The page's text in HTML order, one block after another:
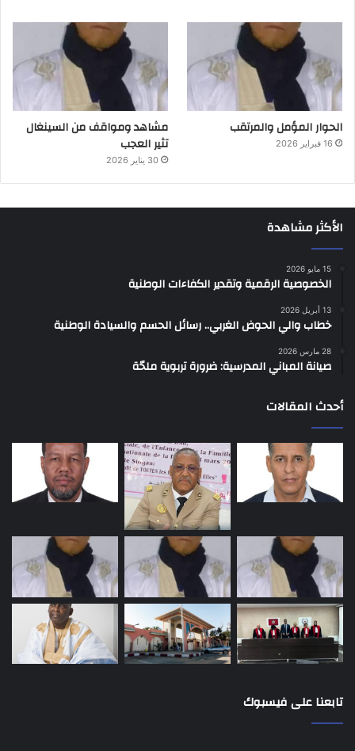
الحوار المؤمل والمرتقب
16 فبراير 2026
مشاهد ومواقف من السينغال
تثير العجب
30 يناير 2026
الأكثر مشاهدة
15 مايو 2026
الخصوصية الرقمية وتقدير الكفاءات الوطنية
13 أبريل 2026
خطاب والي الحوض الغربي.. رسائل الحسم والسيادة الوطنية
28 مارس 2026
صيانة المباني المدرسية: ضرورة تربوية ملحّة
أحدث المقالات
تابعنا على فيسبوك